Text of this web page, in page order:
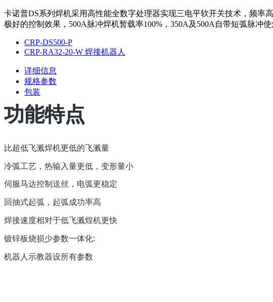
卡诺普DS系列焊机采用高性能全数字处理器实现三电平软开关技术，频率
极好的控制效果，500A脉冲焊机暂载率100%，350A及500A自带短弧脉冲
CRP-DS500-P
CRP-RA32-20-W 焊接机器人
详细信息
规格参数
包装
功能特点
比超低飞溅焊机更低的飞溅量
冷弧工艺，热输入量更低，变形量小
伺服马达控制送丝，电弧更稳定
回抽式起弧，起弧成功率高
焊接速度相对于低飞溅煌机更快
镀锌板烧损少参数一体化:
机器人示教器设所有参数